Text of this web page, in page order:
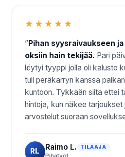
★★★★★
”Pihan syysraivaukseen
oksiin hain tekijää. Pari
löytyi tyyppi jolla oli kalusto
tuli peräkärryn kanssa
kuntoon. Tykkään siitä ettei
hintoja, kun näkee
arvostelut suoraan
RL Raimo L. TILAAJA
Pihatyöt